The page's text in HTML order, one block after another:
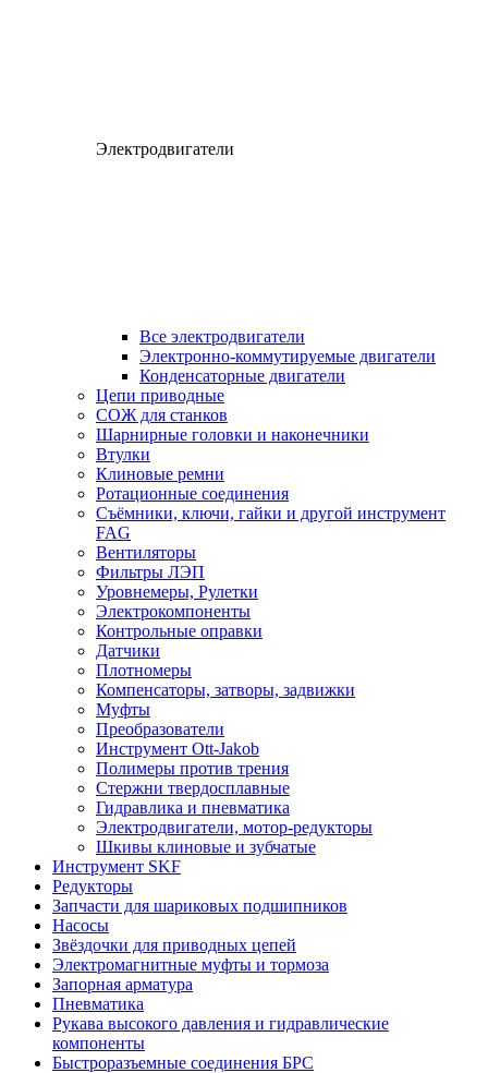
Электродвигатели
Все электродвигатели
Электронно-коммутируемые двигатели
Конденсаторные двигатели
Цепи приводные
СОЖ для станков
Шарнирные головки и наконечники
Втулки
Клиновые ремни
Ротационные соединения
Съёмники, ключи, гайки и другой инструмент
FAG
Вентиляторы
Фильтры ЛЭП
Уровнемеры, Рулетки
Электрокомпоненты
Контрольные оправки
Датчики
Плотномеры
Компенсаторы, затворы, задвижки
Муфты
Преобразователи
Инструмент Ott-Jakob
Полимеры против трения
Стержни твердосплавные
Гидравлика и пневматика
Электродвигатели, мотор-редукторы
Шкивы клиновые и зубчатые
Инструмент SKF
Редукторы
Запчасти для шариковых подшипников
Насосы
Звёздочки для приводных цепей
Электромагнитные муфты и тормоза
Запорная арматура
Пневматика
Рукава высокого давления и гидравлические
компоненты
Быстроразъемные соединения БРС